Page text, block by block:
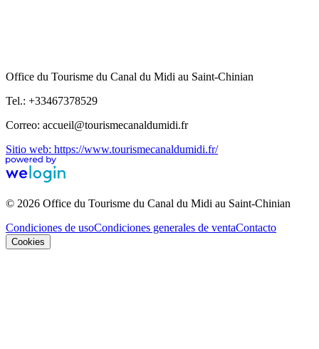
Office du Tourisme du Canal du Midi au Saint-Chinian
Tel.: +33467378529
Correo: accueil@tourismecanaldumidi.fr
Sitio web: https://www.tourismecanaldumidi.fr/
© 2026 Office du Tourisme du Canal du Midi au Saint-Chinian
Condiciones de usoCondiciones generales de ventaContacto
Cookies